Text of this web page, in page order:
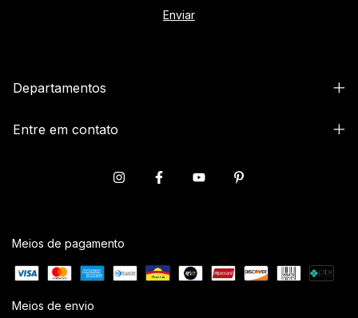
Departamentos
Entre em contato
Meios de pagamento
Meios de envio